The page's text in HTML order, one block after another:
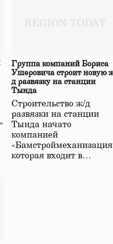
Группа компаний Бориса
Ушеровича строит новую
д развязку на станции
Тында
Строительство ж/д
развязки на станции
Тында начато
компанией
которая входит в…